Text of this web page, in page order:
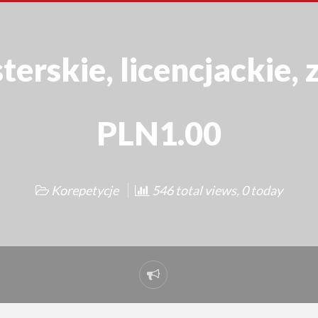
licencjackie,
PLN1.00
Korepetycje 546 total views, 0 today
Report
problem